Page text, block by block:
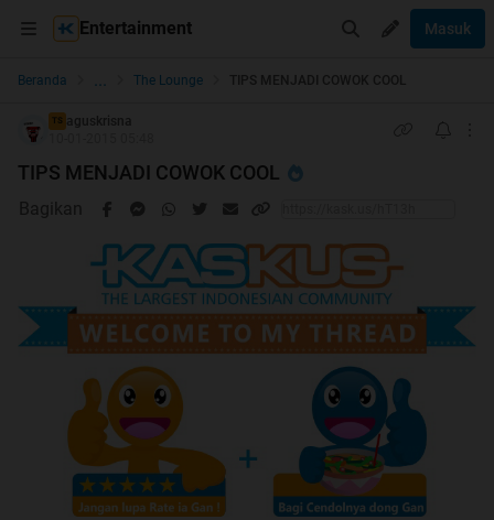
Entertainment Masuk
Beranda ... The Lounge TIPS MENJADI COWOK COOL
TS aguskrisna
TIPS MENJADI COWOK COOL
Bagikan